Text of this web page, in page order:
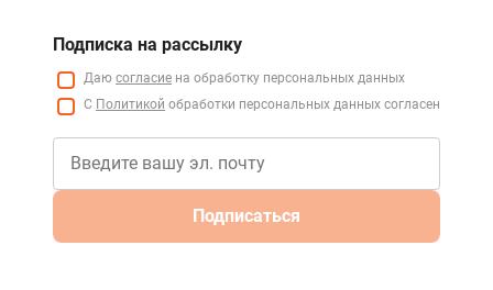
Подписка на рассылку
Даю согласие на обработку персональных данных
С Политикой обработки персональных данных согласен
Подписаться